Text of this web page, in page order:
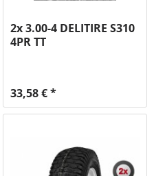
2x 3.00-4 DELITIRE S310
4PR TT
33,58 € *